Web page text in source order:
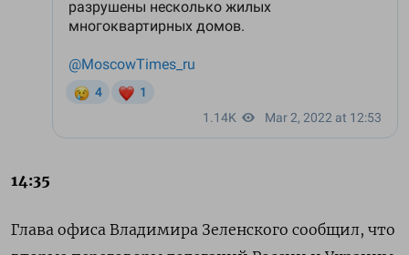
14:35
Глава офиса Владимира Зеленского сообщил, что